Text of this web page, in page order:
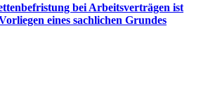
bei Arbeitsverträgen ist
eines sachlichen Grundes